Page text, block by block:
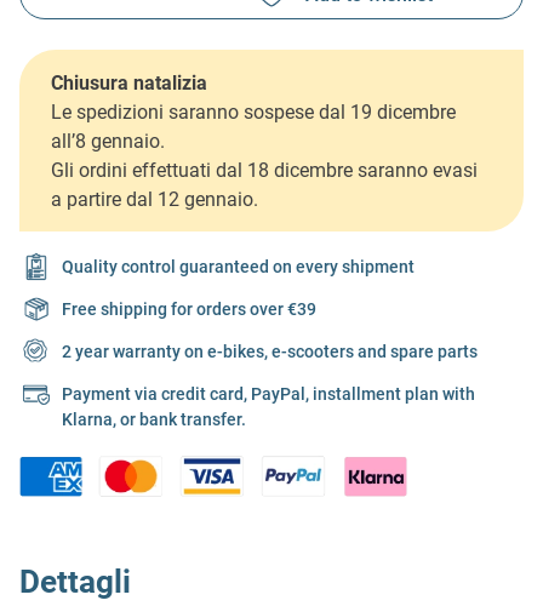
Chiusura natalizia
Le spedizioni saranno sospese dal 19 dicembre
all’8 gennaio.
Gli ordini effettuati dal 18 dicembre saranno evasi
a partire dal 12 gennaio.
Quality control guaranteed on every shipment
Free shipping for orders over €39
2 year warranty on e-bikes, e-scooters and spare parts
Payment via credit card, PayPal, installment plan with
Klarna, or bank transfer.
Dettagli